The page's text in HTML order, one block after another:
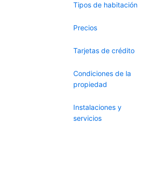
Tipos de habitación
Precios
Tarjetas de crédito
Condiciones de la
propiedad
Instalaciones y
servicios